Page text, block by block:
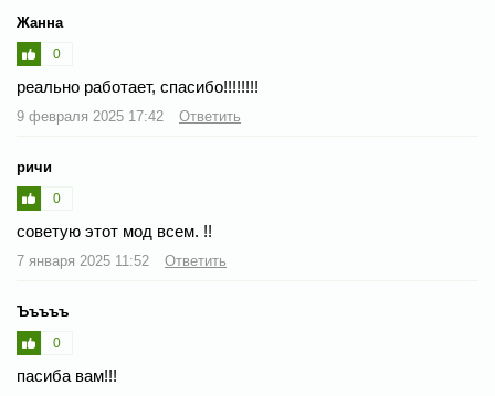
Жанна
0
реально работает, спасибо!!!!!!!!
9 февраля 2025 17:42 Ответить
ричи
0
советую этот мод всем. !!
7 января 2025 11:52 Ответить
Ъъъъъ
0
пасиба вам!!!